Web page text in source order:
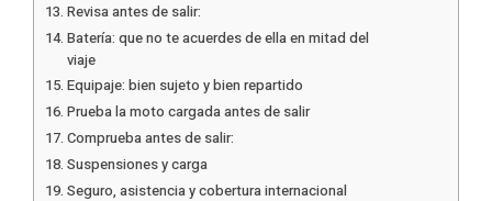
Revisa antes de salir:
Batería: que no te acuerdes de ella en mitad del
viaje
Equipaje: bien sujeto y bien repartido
Prueba la moto cargada antes de salir
Comprueba antes de salir:
Suspensiones y carga
Seguro, asistencia y cobertura internacional